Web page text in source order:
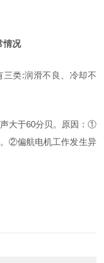
情况
三类:润滑不良、冷却不
声大于60分贝。原因：①
②偏航电机工作发生异